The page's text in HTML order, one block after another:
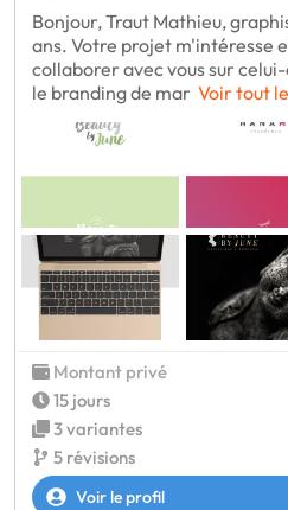
Bonjour, Traut Mathieu,
ans. Votre projet m'intéresse
collaborer avec vous sur
le branding de mar Voir tout
Montant privé
15 jours
3 variantes
5 révisions
Voir le profil